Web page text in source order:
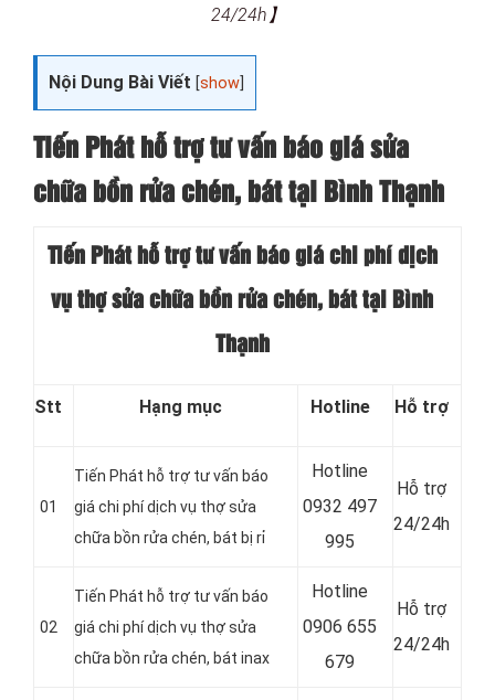
24/24h】
Nội Dung Bài Viết [show
Tiến Phát hỗ trợ tư vấn báo giá sửa
chữa bồn rửa chén, bát tại Bình Thạnh
Tiến Phát hỗ trợ tư vấn báo giá chi phí dịch
vụ thợ sửa chữa bồn rửa chén, bát tại Bình
Thạnh
Stt Hạng mục Hotline Hỗ trợ
01
Tiến Phát hỗ trợ tư vấn báo
giá chi phí dịch vụ thợ sửa
chữa bồn rửa chén, bát bị rỉ
Hotline
0932 497
995
Hỗ trợ
24/24h
02
Tiến Phát hỗ trợ tư vấn báo
giá chi phí dịch vụ thợ sửa
chữa bồn rửa chén, bát inax
Hotline
0906 655
679
Hỗ trợ
24/24h